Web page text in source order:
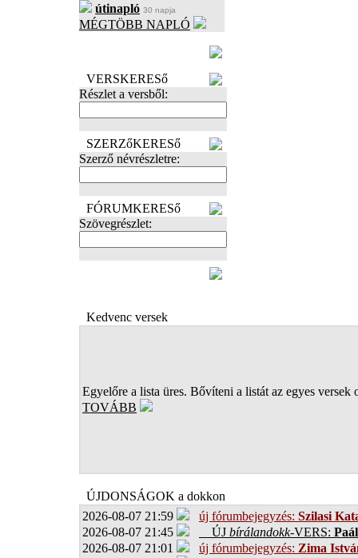
útinapló 30 napja
MÉGTÖBB NAPLÓ
VERSKERESő
Részlet a versből:
SZERZőKERESő
Szerző névrészletre:
FÓRUMKERESő
Szövegrészlet:
Kedvenc versek
Egyelőre a lista üres. Bővíteni a listát az egyes versek
TOVÁBB
ÚJDONSÁGOK a dokkon
2026-08-07 21:59
új fórumbejegyzés: Szilasi
2026-08-07 21:45
ÚJ bírálandokk-VERS:
2026-08-07 21:01
új fórumbejegyzés: Zima